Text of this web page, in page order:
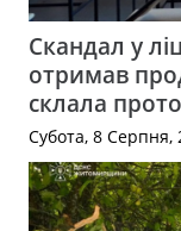
Скандал у
отримав
склала
Субота, 8 Серпня,